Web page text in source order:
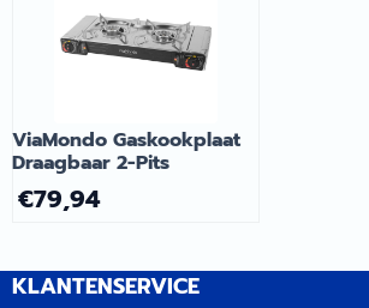
ViaMondo Gaskookplaat
Draagbaar 2-Pits
€79,94
KLANTENSERVICE